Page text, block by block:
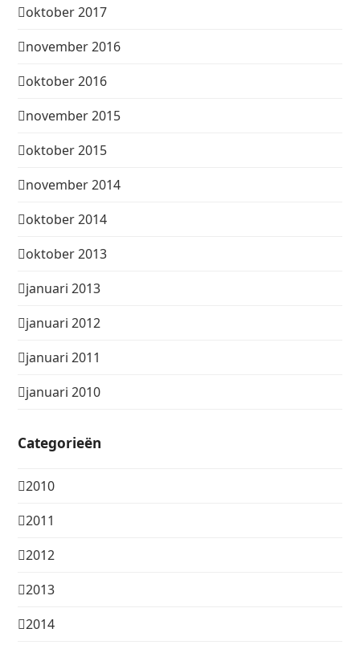
oktober 2017
november 2016
oktober 2016
november 2015
oktober 2015
november 2014
oktober 2014
oktober 2013
januari 2013
januari 2012
januari 2011
januari 2010
Categorieën
2010
2011
2012
2013
2014